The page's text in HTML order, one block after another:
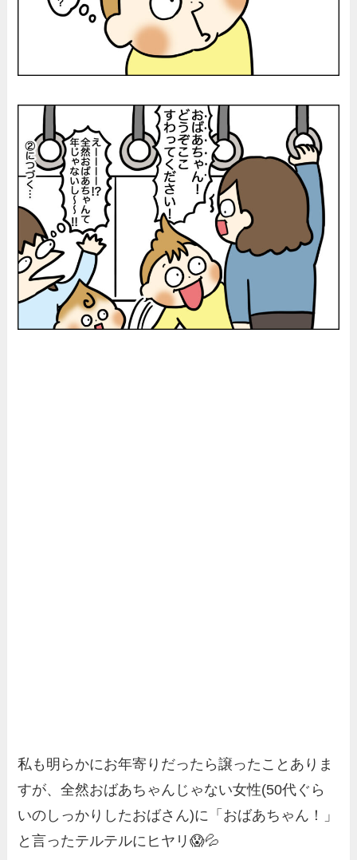
私も明らかにお年寄りだったら譲ったことありま
すが、全然おばあちゃんじゃない女性(50代ぐら
いのしっかりしたおばさん)に「おばあちゃん！」
と言ったテルテルにヒヤリ😱💦